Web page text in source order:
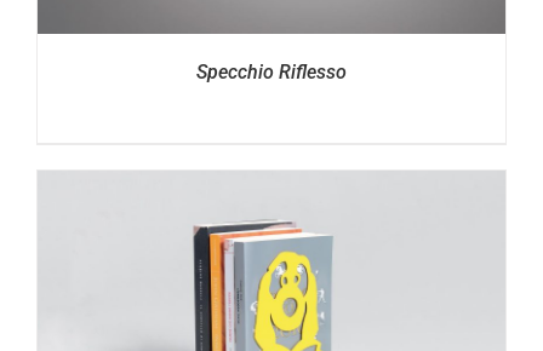
Specchio Riflesso